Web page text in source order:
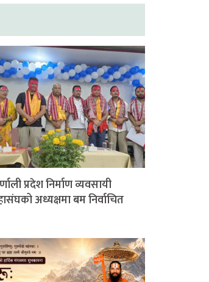
प्रदेश निर्माण व्यवसायी
अध्यक्षमा बम निर्वाचित